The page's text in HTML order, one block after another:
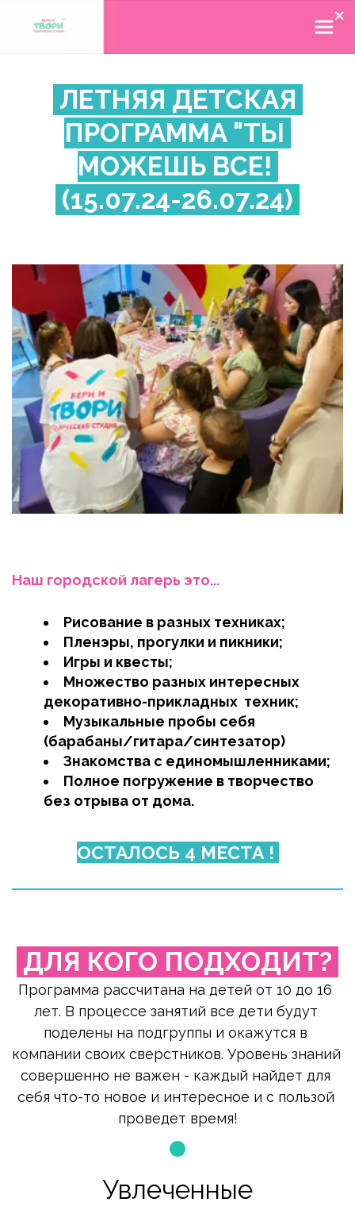
ПРОГРАММА "ТЫ
МОЖЕШЬ ВСЕ!
(15.07.24-26.07.24)
Наш городской лагерь это...
Рисование в разных техниках;
Пленэры, прогулки и пикники;
Игры и квесты;
Множество разных интересных
декоративно-прикладных  техник;
Музыкальные пробы себя
(барабаны/гитара/синтезатор)
Знакомства с единомышленниками;
Полное погружение в творчество
без отрыва от дома.
ОСТАЛОСЬ 4 МЕСТА !
ДЛЯ КОГО ПОДХОДИТ?
Программа рассчитана на детей от 10 до 16
лет. В процессе занятий все дети будут
поделены на подгруппы и окажутся в
компании своих сверстников. Уровень знаний
совершенно не важен - каждый найдет для
себя что-то новое и интересное и с пользой
проведет время!
Увлеченные